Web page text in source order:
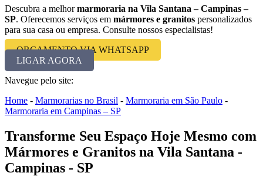
Descubra a melhormarmoraria na Vila Santana – Campinas –
SP. Oferecemos serviços em mármores e granitos personalizados
para sua casa ou empresa. Consulte nossos especialistas!
ORÇAMENTO VIA WHATSAPP
LIGAR AGORA
Navegue pelo site:
Home - Marmorarias no Brasil - Marmoraria em São Paulo -
Marmoraria em Campinas – SP
Transforme Seu Espaço Hoje Mesmo com
Mármores e Granitos na Vila Santana -
Campinas - SP